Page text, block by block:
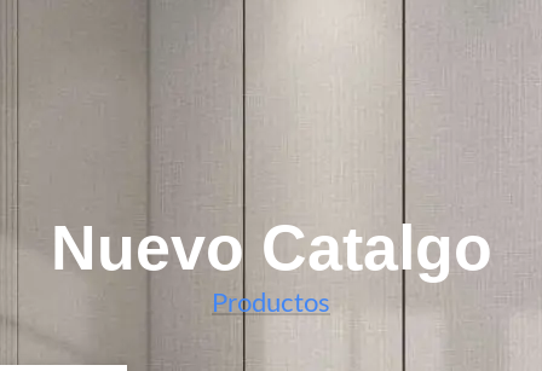
Nuevo Catalgo
Productos